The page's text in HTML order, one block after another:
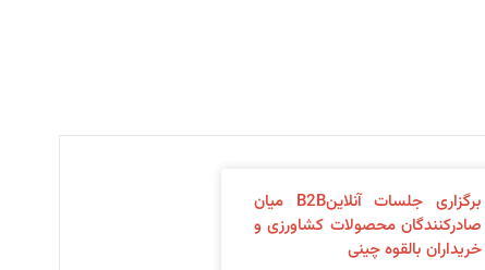
برگزاری جلسات آنلاینB2B میان
صادرکنندگان محصولات کشاورزی و
خریداران بالقوه چینی